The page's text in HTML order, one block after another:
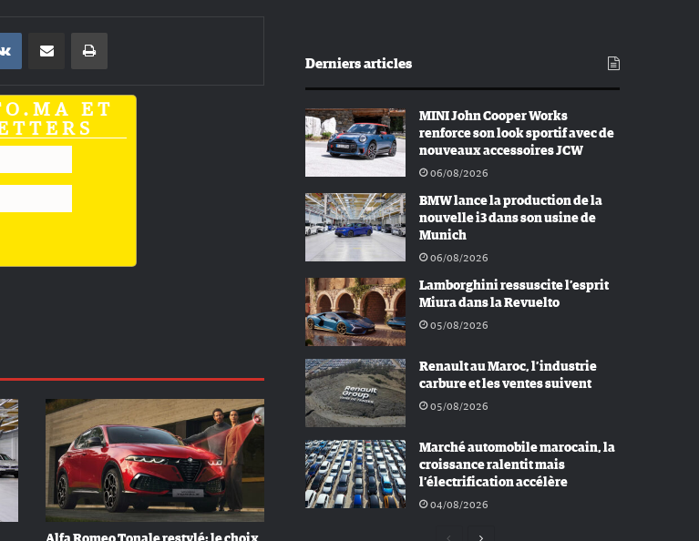
VKontaktePartager par email Imprimer
ET
Derniers articles
MINI John Cooper Works
renforce son look sportif avec de
nouveaux accessoires JCW
06/08/2026
BMW lance la production de la
nouvelle i3 dans son usine de
Munich
06/08/2026
Lamborghini ressuscite l’esprit
Miura dans la Revuelto
05/08/2026
Renault au Maroc, l’industrie
carbure et les ventes suivent
05/08/2026
Marché automobile marocain, la
croissance ralentit mais
l’électrification accélère
04/08/2026
Page